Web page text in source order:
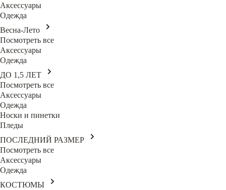
Аксессуары
Одежда
Весна-Лето
Посмотреть все
Аксессуары
Одежда
ДО 1,5 ЛЕТ
Посмотреть все
Аксессуары
Одежда
Носки и пинетки
Пледы
ПОСЛЕДНИЙ РАЗМЕР
Посмотреть все
Аксессуары
Одежда
КОСТЮМЫ